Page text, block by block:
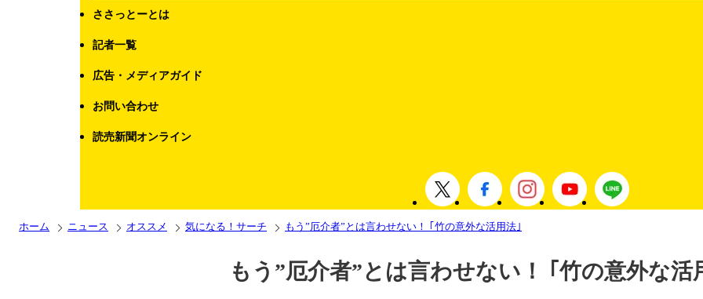
ささっとーとは
記者一覧
広告・メディアガイド
お問い合わせ
読売新聞オンライン
ホーム ニュース オススメ 気になる！サーチ もう”厄介者”とは言わせない！ ｢竹の意外な活用法｣
もう”厄介者”とは言わせない！ ｢竹の意外な活